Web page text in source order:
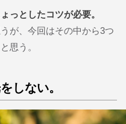
っとしたコツが必要。
が、今回はその中から3つ
思う。
しない。